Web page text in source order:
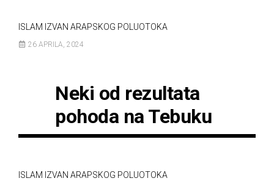
ISLAM IZVAN ARAPSKOG POLUOTOKA
26 APRILA, 2024
Neki od rezultata
pohoda na Tebuku
ISLAM IZVAN ARAPSKOG POLUOTOKA